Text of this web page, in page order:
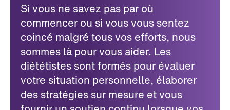
Si vous ne savez pas par où
commencer ou si vous vous sentez
coincé malgré tous vos efforts, nous
sommes là pour vous aider. Les
diététistes sont formés pour évaluer
votre situation personnelle, élaborer
des stratégies sur mesure et vous